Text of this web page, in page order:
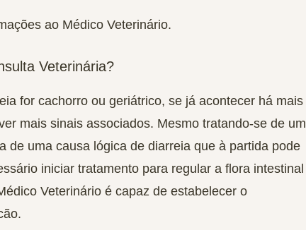
ao Médico Veterinário.
Veterinária?
for cachorro ou geriátrico, se já acontecer há mais
mais sinais associados. Mesmo tratando-se de um
de uma causa lógica de diarreia que à partida pode
iniciar tratamento para regular a flora intestinal
Veterinário é capaz de estabelecer o